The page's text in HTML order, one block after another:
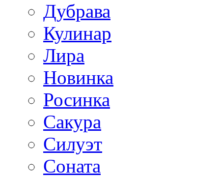
Дубрава
Кулинар
Лира
Новинка
Росинка
Сакура
Силуэт
Соната